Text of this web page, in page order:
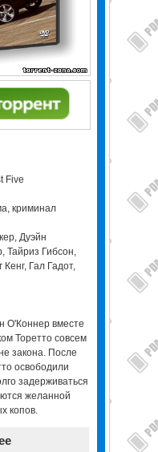
Five
криминал
Дуэйн
Тайриз Гибсон,
Гал Гадот,
О'Коннер вместе
Торетто совсем
закона. После
освободили
задерживаться
желанной
копов.